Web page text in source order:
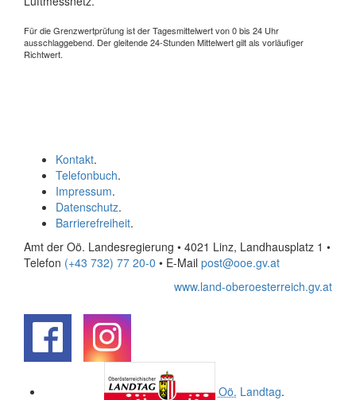
Für die Grenzwertprüfung ist der Tagesmittelwert von 0 bis 24 Uhr
ausschlaggebend. Der gleitende 24-Stunden Mittelwert gilt als vorläufiger
Richtwert.
Kontakt.
Telefonbuch.
Impressum.
Datenschutz.
Barrierefreiheit.
Amt der Oö. Landesregierung • 4021 Linz, Landhausplatz 1 •
Telefon (+43 732) 77 20-0 • E-Mail post@ooe.gv.at
www.land-oberoesterreich.gv.at
Oö. Landtag.